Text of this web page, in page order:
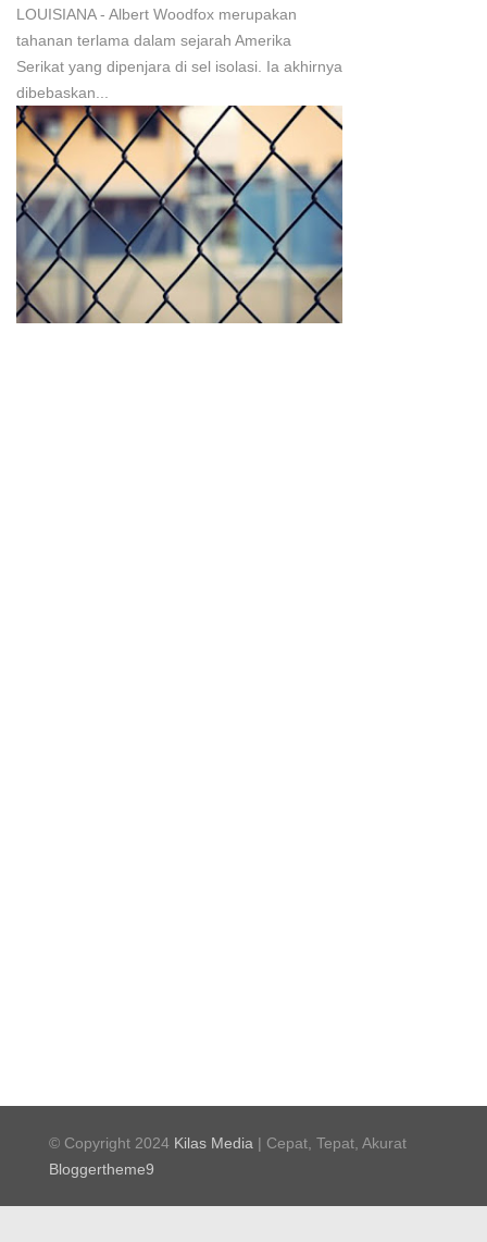
LOUISIANA - Albert Woodfox merupakan
tahanan terlama dalam sejarah Amerika
Serikat yang dipenjara di sel isolasi. Ia akhirnya
dibebaskan...
© Copyright 2024 Kilas Media | Cepat, Tepat, Akurat
Bloggertheme9